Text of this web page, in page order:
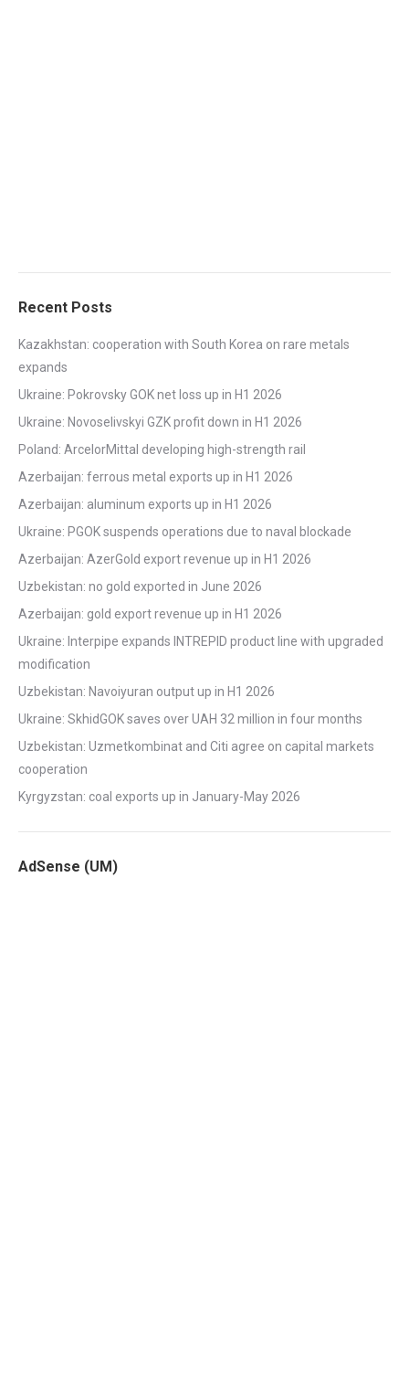
Recent Posts
Kazakhstan: cooperation with South Korea on rare metals
expands
Ukraine: Pokrovsky GOK net loss up in H1 2026
Ukraine: Novoselivskyi GZK profit down in H1 2026
Poland: ArcelorMittal developing high-strength rail
Azerbaijan: ferrous metal exports up in H1 2026
Azerbaijan: aluminum exports up in H1 2026
Ukraine: PGOK suspends operations due to naval blockade
Azerbaijan: AzerGold export revenue up in H1 2026
Uzbekistan: no gold exported in June 2026
Azerbaijan: gold export revenue up in H1 2026
Ukraine: Interpipe expands INTREPID product line with upgraded
modification
Uzbekistan: Navoiyuran output up in H1 2026
Ukraine: SkhidGOK saves over UAH 32 million in four months
Uzbekistan: Uzmetkombinat and Citi agree on capital markets
cooperation
Kyrgyzstan: coal exports up in January-May 2026
AdSense (UM)